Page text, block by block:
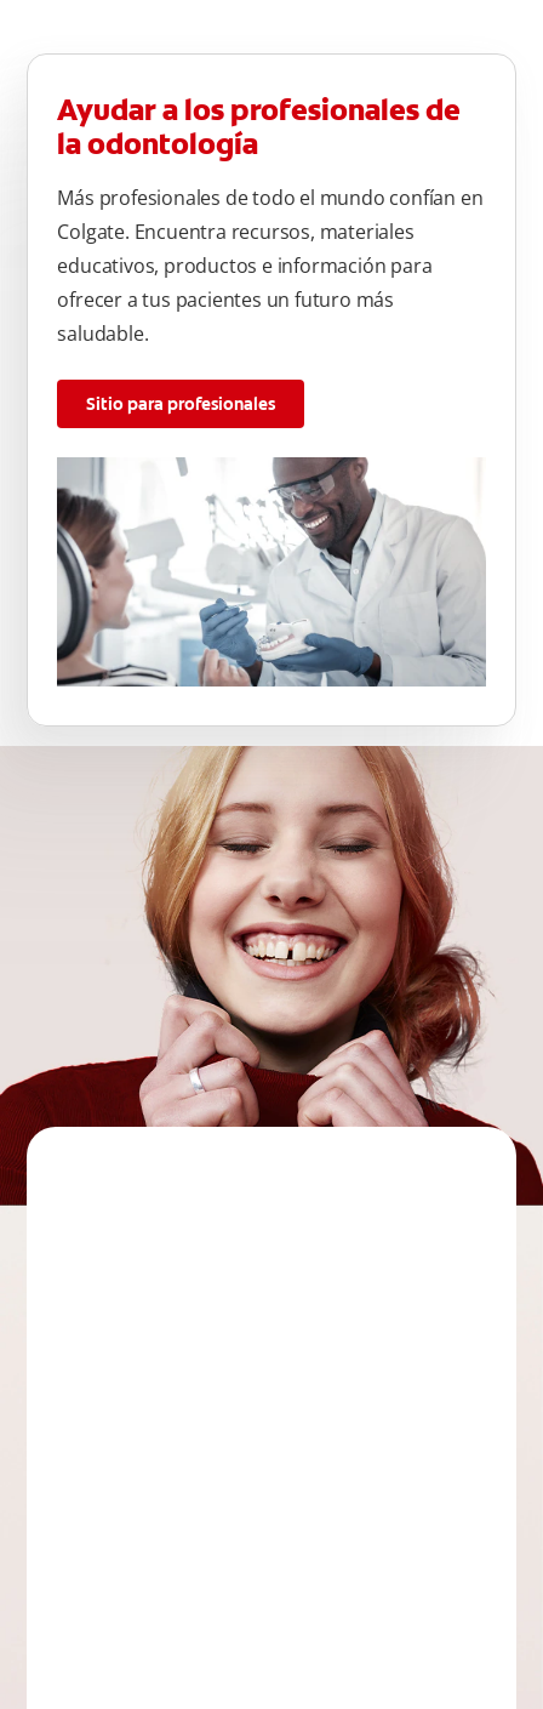
Ayudar a los profesionales de
la odontología
Más profesionales de todo el mundo confían en
Colgate. Encuentra recursos, materiales
educativos, productos e información para
ofrecer a tus pacientes un futuro más
saludable.
Sitio para profesionales